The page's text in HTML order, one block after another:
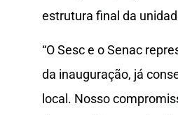
estrutura final da
“O Sesc e o Senac
da inauguração, já
local. Nosso